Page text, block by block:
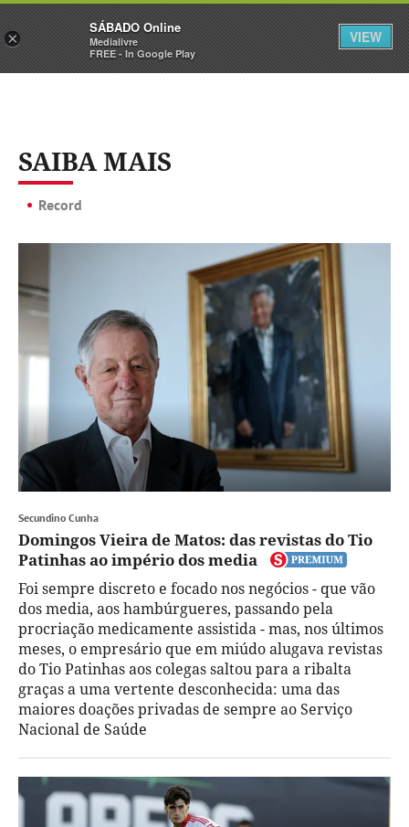
Sábado Assine Iniciar Sessão
SAIBA MAIS
Record
Secundino Cunha
Domingos Vieira de Matos: das revistas do Tio
Patinhas ao império dos media
Foi sempre discreto e focado nos negócios - que vão
dos media, aos hambúrgueres, passando pela
procriação medicamente assistida - mas, nos últimos
meses, o empresário que em miúdo alugava revistas
do Tio Patinhas aos colegas saltou para a ribalta
graças a uma vertente desconhecida: uma das
maiores doações privadas de sempre ao Serviço
Nacional de Saúde
×
SÁBADO Online
Medialivre
FREE - In Google Play
VIEW